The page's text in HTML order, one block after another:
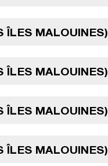
ÎLES MALOUINES)
ÎLES MALOUINES)
ÎLES MALOUINES)
ÎLES MALOUINES)